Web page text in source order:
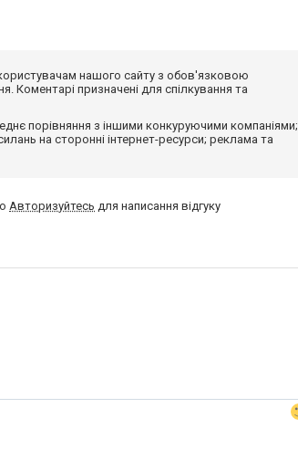
нашого сайту з обов'язковою
Коментарі призначені для спілкування та
порівняння з іншими конкуруючими компаніями;
на сторонні інтернет-ресурси; реклама та
Авторизуйтесь для написання відгуку